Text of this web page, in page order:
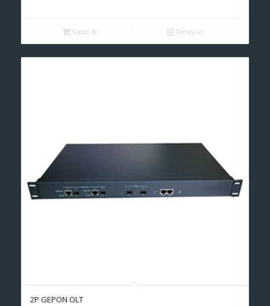
Satın Al Detaylar
2P GEPON OLT